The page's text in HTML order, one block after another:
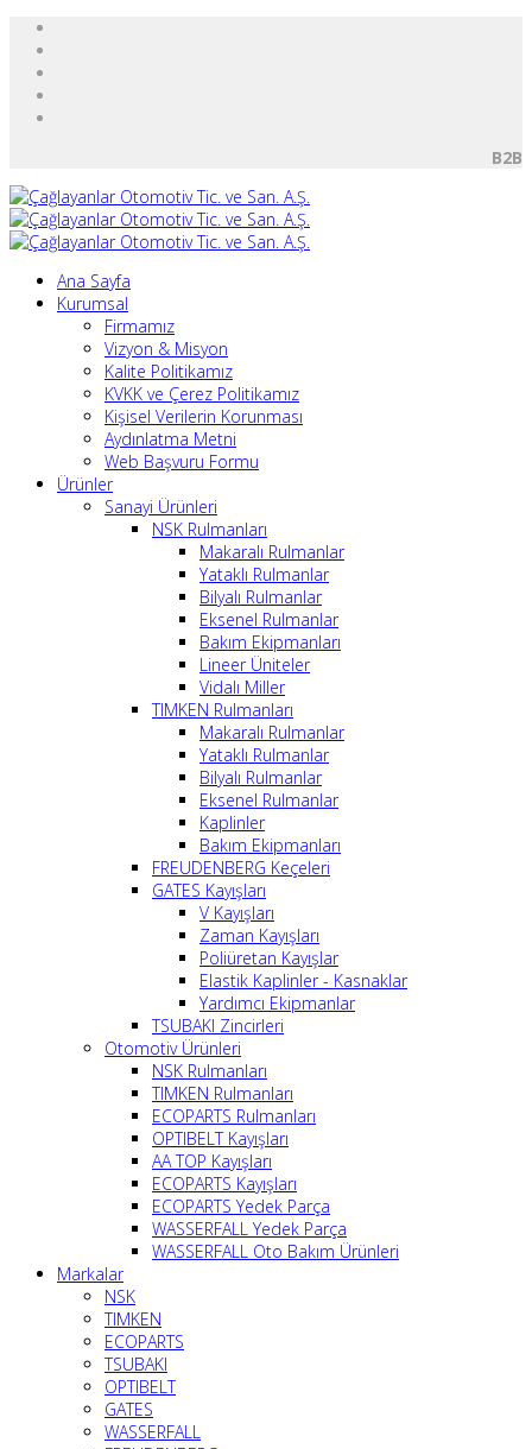
B2B
Ana Sayfa
Kurumsal
Firmamız
Vizyon & Misyon
Kalite Politikamız
KVKK ve Çerez Politikamız
Kişisel Verilerin Korunması
Aydınlatma Metni
Web Başvuru Formu
Ürünler
Sanayi Ürünleri
NSK Rulmanları
Makaralı Rulmanlar
Yataklı Rulmanlar
Bilyalı Rulmanlar
Eksenel Rulmanlar
Bakım Ekipmanları
Lineer Üniteler
Vidalı Miller
TIMKEN Rulmanları
Makaralı Rulmanlar
Yataklı Rulmanlar
Bilyalı Rulmanlar
Eksenel Rulmanlar
Kaplinler
Bakım Ekipmanları
FREUDENBERG Keçeleri
GATES Kayışları
V Kayışları
Zaman Kayışları
Poliüretan Kayışlar
Elastik Kaplinler - Kasnaklar
Yardımcı Ekipmanlar
TSUBAKI Zincirleri
Otomotiv Ürünleri
NSK Rulmanları
TIMKEN Rulmanları
ECOPARTS Rulmanları
OPTIBELT Kayışları
AA TOP Kayışları
ECOPARTS Kayışları
ECOPARTS Yedek Parça
WASSERFALL Yedek Parça
WASSERFALL Oto Bakım Ürünleri
Markalar
NSK
TIMKEN
ECOPARTS
TSUBAKI
OPTIBELT
GATES
WASSERFALL